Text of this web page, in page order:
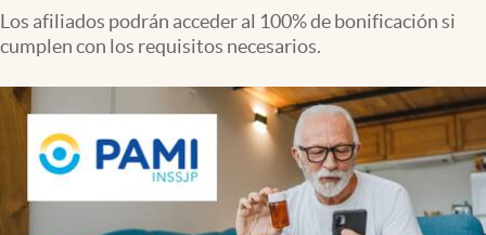
Apertura
Eventos Corporativos
Los afiliados podrán acceder al 100% de bonificación si
cumplen con los requisitos necesarios.